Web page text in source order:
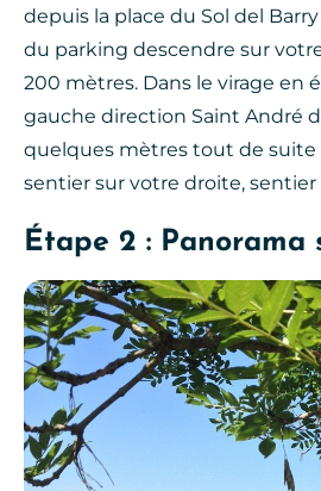
depuis la place du Sol del
du parking descendre sur
200 mètres. Dans le virage en
gauche direction Saint André
quelques mètres tout de suite
sentier sur votre droite,
Étape 2 : Panorama